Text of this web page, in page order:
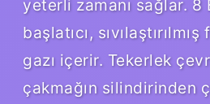
yeterli zamanı sağlar. 8
başlatıcı,
gazı içerir. Tekerlek
çakmağın silindirinden